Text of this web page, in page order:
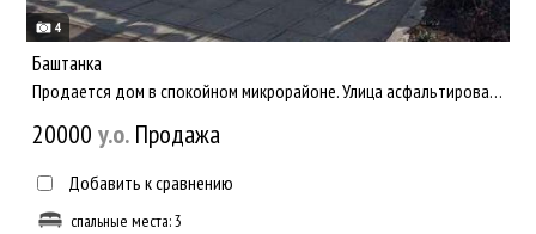
4
Баштанка
Продается дом в спокойном микрорайоне. Улица асфальтирована. Общая площадь 85 м. кв., жилая 63 м.кв. 3 жилых...
20000 y.о. Продажа
Добавить к сравнению
спальные места: 3